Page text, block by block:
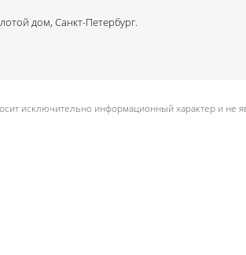
дом, Санкт-Петербург.
исключительно информационный характер и не